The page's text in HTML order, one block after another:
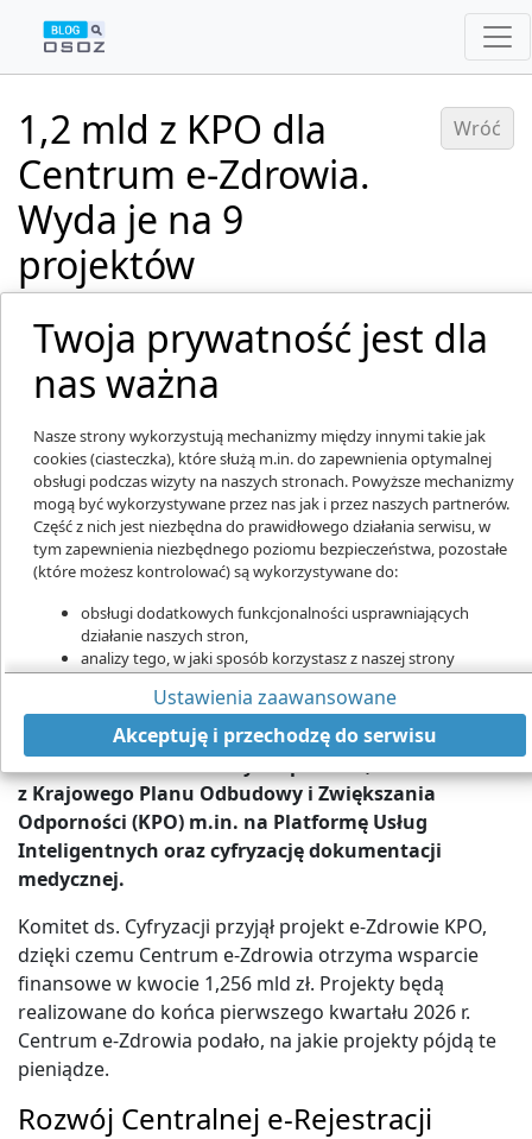
1,2 mld z KPO dla
Centrum e-Zdrowia.
Wyda je na 9
projektów
Wróć
Pieniądze z KPO dla CeZ pomogą m.in. wdrożyć algorytmy AI, skrócić
kolejki i poprawić bezpieczeństwo danych medycznych.
Centrum e-Zdrowia otrzyma ponad 1,2 mld zł
z Krajowego Planu Odbudowy i Zwiększania
Odporności (KPO) m.in. na Platformę Usług
Inteligentnych oraz cyfryzację dokumentacji
medycznej.
Komitet ds. Cyfryzacji przyjął projekt e-Zdrowie KPO,
dzięki czemu Centrum e-Zdrowia otrzyma wsparcie
finansowe w kwocie 1,256 mld zł. Projekty będą
realizowane do końca pierwszego kwartału 2026 r.
Centrum e-Zdrowia podało, na jakie projekty pójdą te
pieniądze.
Rozwój Centralnej e-Rejestracji
Twoja prywatność jest dla
nas ważna
Nasze strony wykorzystują mechanizmy między innymi takie jak
cookies (ciasteczka), które służą m.in. do zapewnienia optymalnej
obsługi podczas wizyty na naszych stronach. Powyższe mechanizmy
mogą być wykorzystywane przez nas jak i przez naszych partnerów.
Część z nich jest niezbędna do prawidłowego działania serwisu, w
tym zapewnienia niezbędnego poziomu bezpieczeństwa, pozostałe
(które możesz kontrolować) są wykorzystywane do:
obsługi dodatkowych funkcjonalności usprawniających
działanie naszych stron,
analizy tego, w jaki sposób korzystasz z naszej strony
marketingu bezpośredniego,
udostępniania funkcji mediów społecznościowych.
Kliknij „Akceptuję i przechodzę do strony”, aby wyrazić zgodę
na przetwarzanie przez nas i naszych partnerów Twoich
danych w powyższych celach.
Pamiętaj, że wyrażenie zgody jest dobrowolne, a wyrażoną zgodę
możesz w każdej chwili cofnąć, możesz też wycofać zgodę na
przetwarzanie Twoich danych tylko w niektórych celach. Jeżeli
chcesz dowiedzieć się więcej lub chcesz przeprowadzić konfigurację
zaawansowanych”.
Więcej informacji na temat wykorzystywania narzędzi zewnętrznych
na naszych stronach znajdziesz wPolityce cookies
Ustawienia zaawansowane
Akceptuję i przechodzę do serwisu